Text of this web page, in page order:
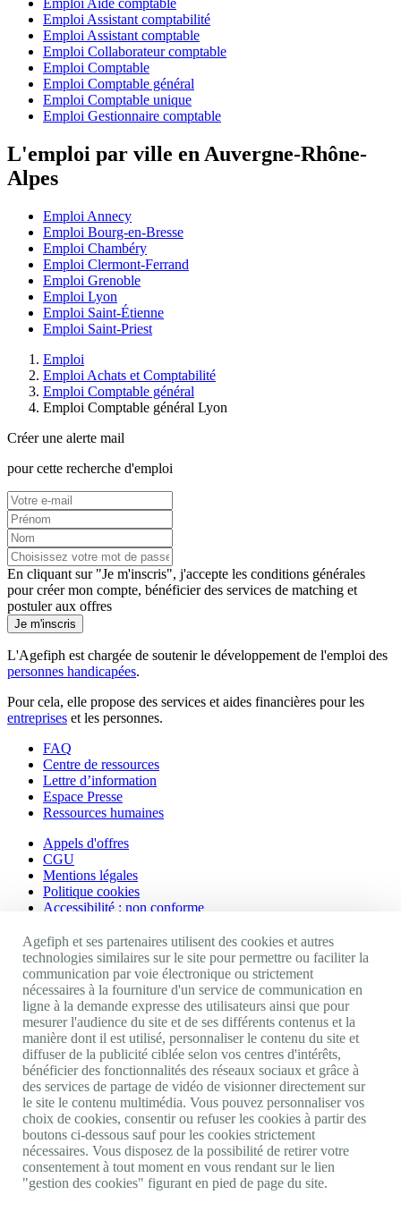
Emploi Aide comptable
Emploi Assistant comptabilité
Emploi Assistant comptable
Emploi Collaborateur comptable
Emploi Comptable
Emploi Comptable général
Emploi Comptable unique
Emploi Gestionnaire comptable
L'emploi par ville en Auvergne-Rhône-
Alpes
Emploi Annecy
Emploi Bourg-en-Bresse
Emploi Chambéry
Emploi Clermont-Ferrand
Emploi Grenoble
Emploi Lyon
Emploi Saint-Étienne
Emploi Saint-Priest
Emploi
Emploi Achats et Comptabilité
Emploi Comptable général
Emploi Comptable général Lyon
Créer une alerte mail
pour cette recherche d'emploi
En cliquant sur "Je m'inscris", j'accepte les conditions générales
pour créer mon compte, bénéficier des services de matching et
postuler aux offres
Je m'inscris
L'Agefiph est chargée de soutenir le développement de l'emploi des
personnes handicapées.
Pour cela, elle propose des services et aides financières pour les
entreprises et les personnes.
FAQ
Centre de ressources
Lettre d’information
Espace Presse
Ressources humaines
Appels d'offres
CGU
Mentions légales
Politique cookies
Accessibilité : non conforme
Nos autres sites
Site portail Agefiph
Activateur de progrès
Handinnov
Innovation et recherche
Université du RRH
Service AppuiPro
Nous suivre
Youtube
Linkedin
Facebook
Twitter
Agefiph et ses partenaires utilisent des cookies et autres
technologies similaires sur le site pour permettre ou faciliter la
communication par voie électronique ou strictement
nécessaires à la fourniture d'un service de communication en
ligne à la demande expresse des utilisateurs ainsi que pour
mesurer l'audience du site et de ses différents contenus et la
manière dont il est utilisé, personnaliser le contenu du site et
diffuser de la publicité ciblée selon vos centres d'intérêts,
bénéficier des fonctionnalités des réseaux sociaux et grâce à
des services de partage de vidéo de visionner directement sur
le site le contenu multimédia. Vous pouvez personnaliser vos
choix de cookies, consentir ou refuser les cookies à partir des
boutons ci-dessous sauf pour les cookies strictement
nécessaires. Vous disposez de la possibilité de retirer votre
consentement à tout moment en vous rendant sur le lien
"gestion des cookies" figurant en pied de page du site.